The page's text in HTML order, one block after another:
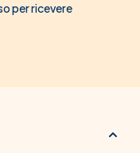
per ricevere